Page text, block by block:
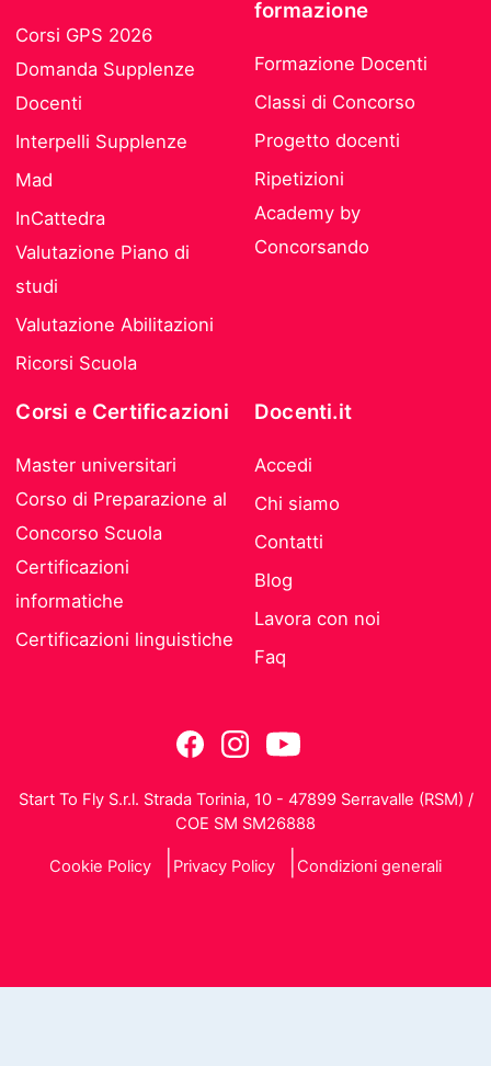
Corsi GPS 2026
Domanda Supplenze
Docenti
Interpelli Supplenze
Mad
InCattedra
Valutazione Piano di
studi
Valutazione Abilitazioni
Ricorsi Scuola
formazione
Formazione Docenti
Classi di Concorso
Progetto docenti
Ripetizioni
Academy by
Concorsando
Corsi e Certificazioni
Master universitari
Corso di Preparazione al
Concorso Scuola
Certificazioni
informatiche
Certificazioni linguistiche
Docenti.it
Accedi
Chi siamo
Contatti
Blog
Lavora con noi
Faq
Start To Fly S.r.l. Strada Torinia, 10 - 47899 Serravalle (RSM) /
COE SM SM26888
Cookie Policy Privacy Policy Condizioni generali